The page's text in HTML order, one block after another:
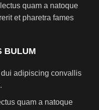
quam a natoque
et pharetra fames
BULUM
adipiscing convallis
quam a natoque